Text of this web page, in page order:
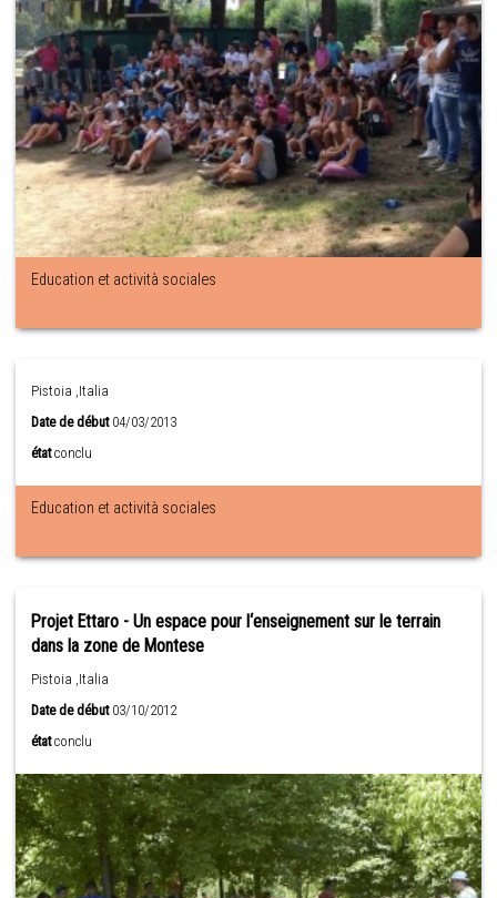
Education et actività sociales
Pistoia ,Italia
Date de début04/03/2013
état conclu
Education et actività sociales
Projet Ettaro - Un espace pour l‘enseignement sur le terrain
dans la zone de Montese
Pistoia ,Italia
Date de début03/10/2012
état conclu